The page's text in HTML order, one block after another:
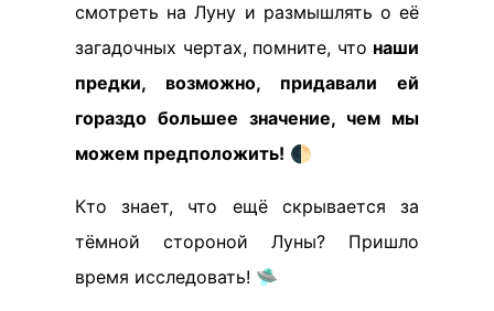
смотреть на Луну и размышлять о её
загадочных чертах, помните, что наши
предки, возможно, придавали ей
гораздо большее значение, чем мы
можем предположить! 🌓
Кто знает, что ещё скрывается за
тёмной стороной Луны? Пришло
время исследовать! 🛸